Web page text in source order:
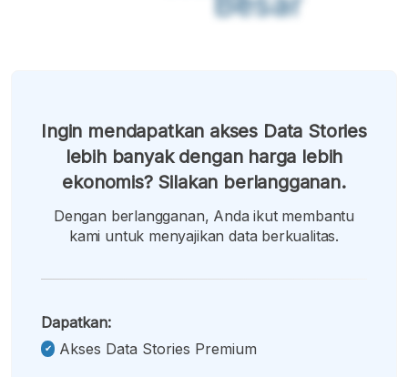
Ingin mendapatkan akses Data Stories
lebih banyak dengan harga lebih
ekonomis? Silakan berlangganan.
Dengan berlangganan, Anda ikut membantu
kami untuk menyajikan data berkualitas.
Dapatkan:
Akses Data Stories Premium